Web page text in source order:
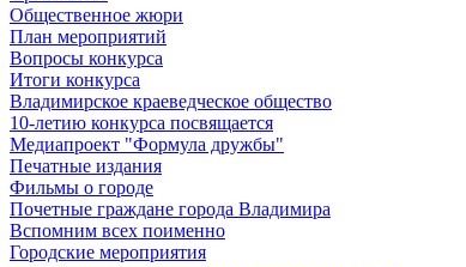
Общественное жюри
План мероприятий
Вопросы конкурса
Итоги конкурса
Владимирское краеведческое общество
10-летию конкурса посвящается
Медиапроект "Формула дружбы"
Печатные издания
Фильмы о городе
Почетные граждане города Владимира
Вспомним всех поименно
Городские мероприятия